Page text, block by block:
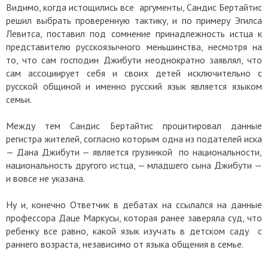
Видимо, когда истощились все аргументы, Сандис Бертайтис
решил выбрать проверенную тактику, и по примеру Эгилса
Левитса, поставил под сомнение принадлежность истца к
представителю русскоязычного меньшинства, несмотря на
то, что сам господин Джибути неоднократно заявлял, что
сам ассоциирует себя и своих детей исключительно с
русской общиной и именно русский язык является языком
семьи.
Между тем Сандис Бертайтис процитировал данные
регистра жителей, согласно которым одна из подателей иска
— Дана Джибути — является грузинкой по национальности,
национальность другого истца, — младшего сына Джибути —
и вовсе не указана.
Ну и, конечно Ответчик в дебатах на ссылался на данные
профессора Даце Маркусы, которая ранее заверяла суд, что
ребенку все равно, какой язык изучать в детском саду с
раннего возраста, независимо от языка общения в семье.